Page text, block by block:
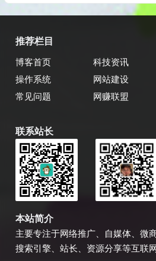
推荐栏目
博客首页 科技资讯
操作系统
网站建设
常见问题
网赚联盟
联系站长
本站简介
主要专注于网络推广、自媒体、微
搜索引擎、站长、资源分享等互联